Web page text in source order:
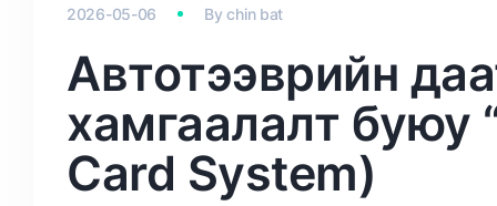
2026-05-06 Bychin bat
Автотээврийн
хамгаалалт буюу
Card System)